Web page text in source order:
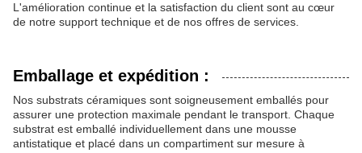
L'amélioration continue et la satisfaction du client sont au cœur
de notre support technique et de nos offres de services.
Emballage et expédition :
Nos substrats céramiques sont soigneusement emballés pour
assurer une protection maximale pendant le transport. Chaque
substrat est emballé individuellement dans une mousse
antistatique et placé dans un compartiment sur mesure à